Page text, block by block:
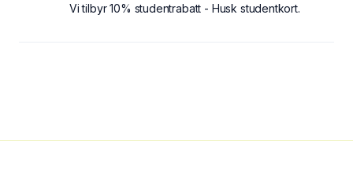
Vi tilbyr 10% studentrabatt - Husk studentkort.